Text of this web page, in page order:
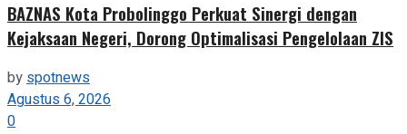
BAZNAS Kota Probolinggo Perkuat Sinergi dengan
Kejaksaan Negeri, Dorong Optimalisasi Pengelolaan ZIS
byspotnews
Agustus 6, 2026
0